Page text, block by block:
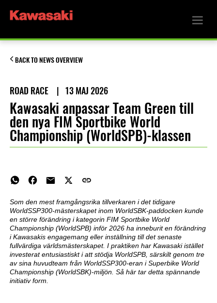
BACK TO NEWS OVERVIEW
ROAD RACE | 13 MAJ 2026
Kawasaki anpassar Team Green till
den nya FIM Sportbike World
Championship (WorldSPB)-klassen
Som den mest framgångsrika tillverkaren i det tidigare
WorldSSP300-mästerskapet inom WorldSBK-paddocken kunde
en större förändring i kategorin FIM Sportbike World
Championship (WorldSPB) inför 2026 ha inneburit en förändring
i Kawasakis engagemang eller inställning till det senaste
fullvärdiga världsmästerskapet. I praktiken har Kawasaki istället
investerat entusiastiskt i att stödja WorldSPB, särskilt genom tre
av sina huvudteam från WorldSSP300-eran i Superbike World
Championship (WorldSBK)-miljön. Så här tar detta spännande
initiativ form.